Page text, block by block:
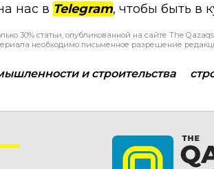
нас в Telegram, чтобы быть в
30% статьи, опубликованной на сайте The
необходимо письменное разрешение
и строительства